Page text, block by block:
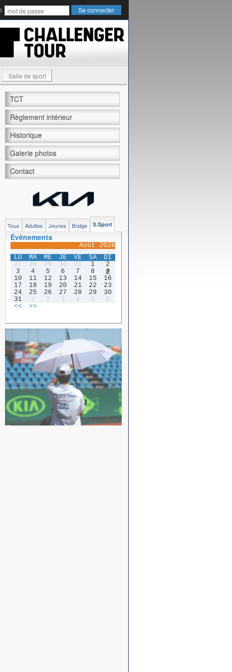
Salle de sport
TCT
Règlement intérieur
Historique
Galerie photos
Contact
Tous Adultes Jeunes Bridge S.Sport
Evènements
Août 2026
LU
MA ME JE VE SA
DI
27
28 29 30 31 1
2
3
4 5 6 7 8
9
10
11 12 13 14 15
16
17
18 19 20 21 22
23
24
25 26 27 28 29
30
31
1 2 3 4 5
6
<<
>>